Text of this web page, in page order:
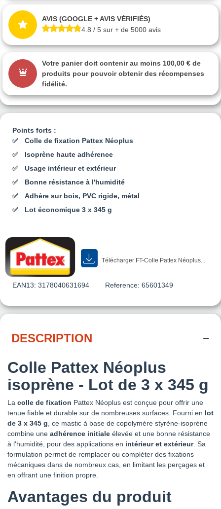
Points forts :
Colle de fixation Pattex Néoplus
Isoprène haute adhérence
Usage intérieur et extérieur
Bonne résistance à l'humidité
Adhère sur bois, PVC rigide, métal
Lot économique 3 x 345 g
Télécharger FT-Colle Pattex Néoplus...
EAN13: 3178040631694 Reference: 65601349
AVIS (GOOGLE + AVIS VÉRIFIÉS)
4.8 / 5 sur + de 5000 avis
Votre panier doit contenir au moins 100,00 € de
produits pour pouvoir obtenir des récompenses
fidélité.
DESCRIPTION
Colle Pattex Néoplus
isoprène - Lot de 3 x 345 g
La colle de fixation Pattex Néoplus est conçue pour offrir une
tenue fiable et durable sur de nombreuses surfaces. Fourni en lot
de 3 x 345 g , ce mastic à base de copolymère styrène-isoprène
combine une adhérence initiale élevée et une bonne résistance
à l'humidité, pour des applications en intérieur et extérieur. Sa
formulation permet de remplacer ou compléter des fixations
mécaniques dans de nombreux cas, en limitant les perçages et
en offrant une finition propre.
Avantages du produit